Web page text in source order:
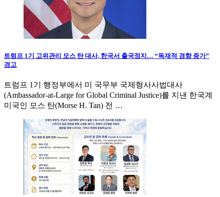
트럼프 1기 고위관리 모스 탄 대사, 한국서 출국정지… “독재적 경향 증가”
경고
트럼프 1기 행정부에서 미 국무부 국제형사사법대사
(Ambassador-at-Large for Global Criminal Justice)를 지낸 한국계
미국인 모스 탄(Morse H. Tan) 전 …